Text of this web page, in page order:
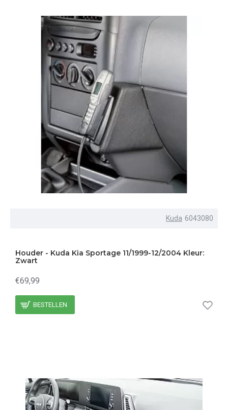
Kuda 6043080
Houder - Kuda Kia Sportage 11/1999-12/2004 Kleur:
Zwart
€69,99
BESTELLEN